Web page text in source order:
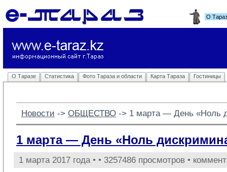
О
О Таразе Статистика Фото Тараза и области Карта Тараза Гостиницы
Новости -> ОБЩЕСТВО -> 1 марта — День «Ноль
1 марта — День «Ноль
1 марта 2017 года • • 3257486 просмотров •